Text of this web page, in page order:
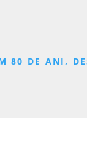
80 DE ANI,